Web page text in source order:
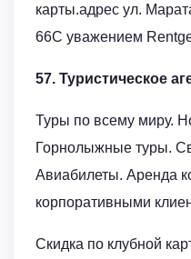
карты.адрес ул.
66С уважением
57. Туристическое
Туры по всему миру.
Горнолыжные туры.
Авиабилеты. Аренда
корпоративными
Скидка по клубной